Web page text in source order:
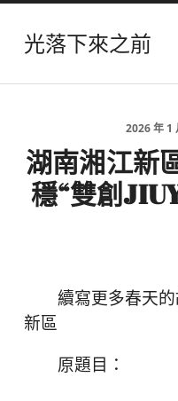
光落下來之前
2026 年 1
湖南湘江新
穩“雙創
續寫更多春天的
新區
原題目：